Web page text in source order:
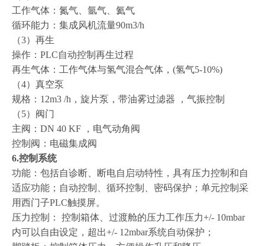
工作气体：氮气、氩气、氦气
循环能力：集成风机流量90m3/h
（3）再生
操作：PLC自动控制再生过程
再生气体：工作气体与氢气混合气体，(氢气5-10%)
（4）真空泵
规格：12m3 /h，旋片泵，带油雾过滤器 ，气振控制
（5）阀门
主阀：DN 40 KF ，电气动角阀
控制阀：电磁集成阀
6.控制系统
功能：包括自诊断、断电自启动特性，具有压力控制和自
适应功能；自动控制、循环控制、密码保护；单元控制采
用西门子PLC触摸屏。
压力控制： 控制箱体、过渡舱的压力工作压力+/- 10mbar
内可以自由设定，超出+/- 12mbar系统自动保护；